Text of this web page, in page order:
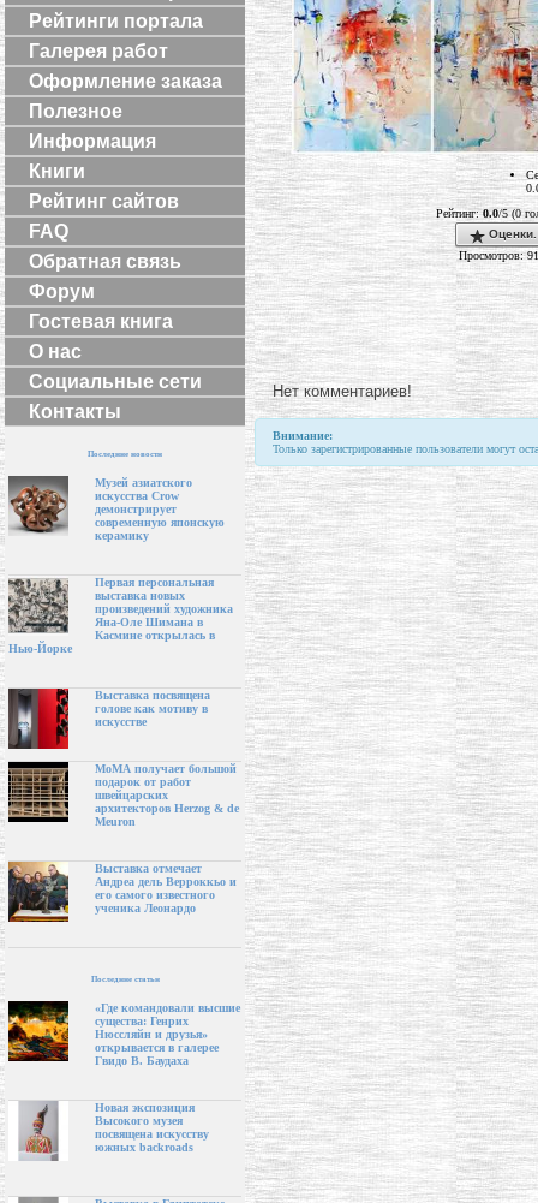
Рейтинги портала
Галерея работ
Оформление заказа
Полезное
Информация
Книги
Рейтинг сайтов
FAQ
Обратная связь
Форум
Гостевая книга
О нас
Социальные сети
Контакты
Последние новости
Музей азиатского
искусства Crow
демонстрирует
современную японскую
керамику
Первая персональная
выставка новых
произведений художника
Яна-Оле Шимана в
Касмине открылась в
Нью-Йорке
Выставка посвящена
голове как мотиву в
искусстве
МоМА получает большой
подарок от работ
швейцарских
архитекторов Herzog & de
Meuron
Выставка отмечает
Андреа дель Верроккьо и
его самого известного
ученика Леонардо
Последние статьи
«Где командовали высшие
существа: Генрих
Нюссляйн и друзья»
открывается в галерее
Гвидо В. Баудаха
Новая экспозиция
Высокого музея
посвящена искусству
южных backroads
Рейтинг:0.0/5 (0
Оценки.
Просмотров:
Нет комментариев!
Внимание:
Только зарегистрированные пользователи могут